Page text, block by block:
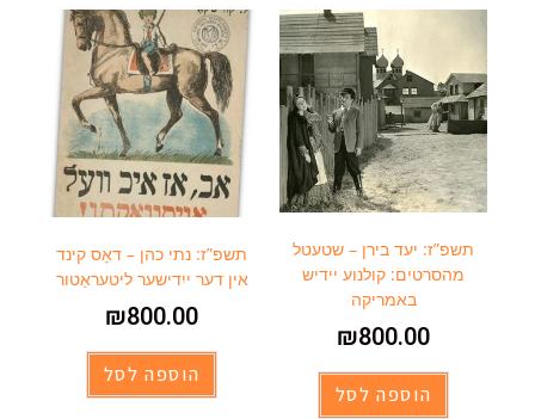
תשפ”ז: יעד בירן – שטעטל
מהסרטים: קולנוע יידיש
באמריקה
₪800.00
הוספה לסל
תשפ”ז: נתי כהן – דאָס קינד
אין דער ייִדישער ליטעראַטור
₪800.00
הוספה לסל